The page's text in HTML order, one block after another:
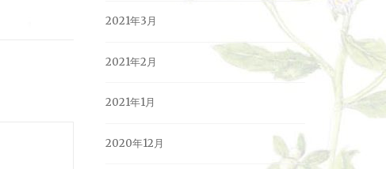
2021年3月
2021年2月
2021年1月
2020年12月